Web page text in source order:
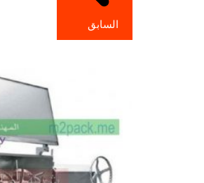
السابق